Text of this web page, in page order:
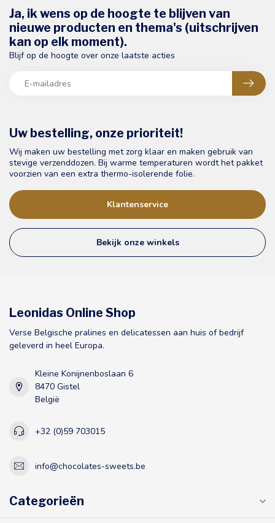
Uw bestelling, onze prioriteit!
Wij maken uw bestelling met zorg klaar en maken gebruik van
stevige verzenddozen. Bij warme temperaturen wordt het pakket
voorzien van een extra thermo-isolerende folie.
Klantenservice
Bekijk onze winkels
Ja, ik wens op de hoogte te blijven van
nieuwe producten en thema's (uitschrijven
kan op elk moment).
Blijf op de hoogte over onze laatste acties
Leonidas Online Shop
Verse Belgische pralines en delicatessen aan huis of bedrijf
geleverd in heel Europa.
Kleine Konijnenboslaan 6
8470 Gistel
België
+32 (0)59 703015
info@chocolates-sweets.be
Categorieën